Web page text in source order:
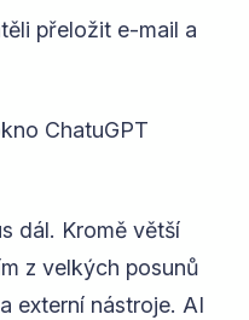
přeložit e-mail a
ChatuGPT
dál. Kromě větší
z velkých posunů
externí nástroje. AI